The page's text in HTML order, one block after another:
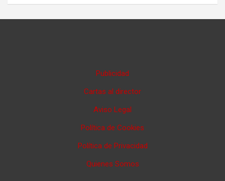
Publicidad
Cartas al director
Aviso Legal
Política de Cookies
Política de Privacidad
Quienes Somos